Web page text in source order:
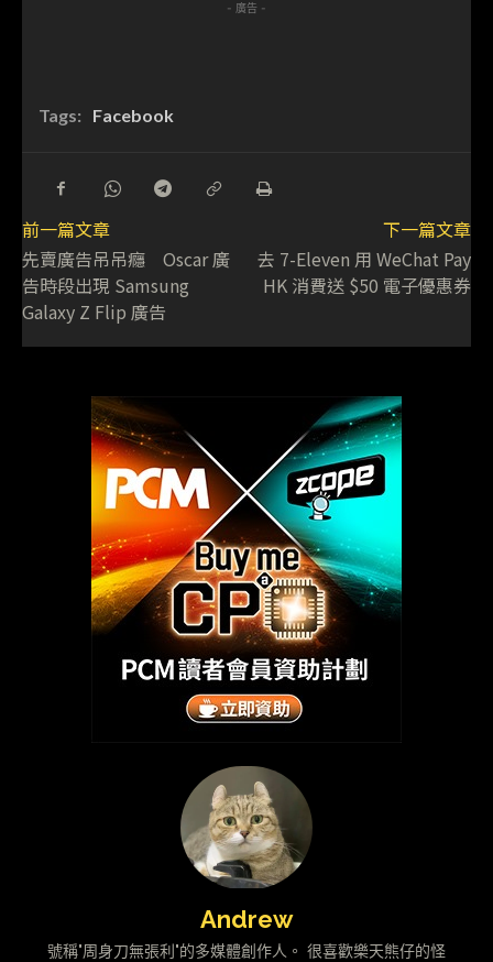
- 廣告 -
Tags: Facebook
前一篇文章
先賣廣告吊吊癮 Oscar 廣
告時段出現 Samsung
Galaxy Z Flip 廣告
下一篇文章
去 7-Eleven 用 WeChat Pay
HK 消費送 $50 電子優惠券
Andrew
號稱"周身刀無張利"的多媒體創作人。 很喜歡樂天熊仔的怪